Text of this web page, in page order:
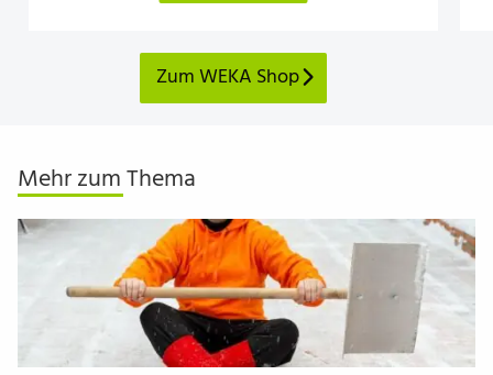
Zum WEKA Shop
Mehr zum Thema